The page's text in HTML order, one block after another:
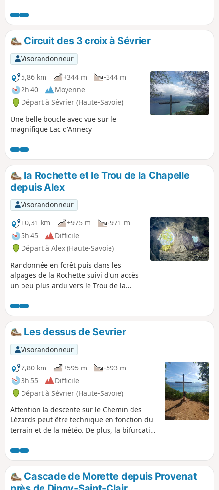
Circuit des 3 croix à Sévrier
Visorandonneur
5,86 km
+344 m
-344 m
2h 40
Moyenne
Départ à Sévrier (Haute-Savoie)
Une belle boucle avec vue sur le
magnifique Lac d'Annecy
la Rochette et le Trou de la Chapelle
depuis Alex
Visorandonneur
10,31 km
+975 m
-971 m
5h 45
Difficile
Départ à Alex (Haute-Savoie)
Randonnée en forêt puis dans les
alpages de la Rochette suivi d'un accès
un peu plus ardu vers le Trou de la
Lanches. Beau point de vue et bel
endroit à la Rochette dessous.
Les dessus de Sevrier
Visorandonneur
7,80 km
+595 m
-593 m
3h 55
Difficile
Départ à Sévrier (Haute-Savoie)
Attention la descente sur le Chemin des
Lézards peut être technique en fonction du
terrain et de la météo. De plus, la bifurcation
de cette Rando : fraîcheur en forêt,
randonnée sur de beaux chemins forestiers,
quelques points de vue panoramiques sur le
Lac d'Annecy
Cascade de Morette depuis Provenat